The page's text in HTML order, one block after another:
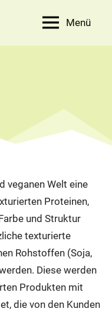
Menü
veganen Welt eine
Proteinen,
und Struktur
texturierte
Rohstoffen (Soja,
Diese werden
Produkten mit
die von den Kunden